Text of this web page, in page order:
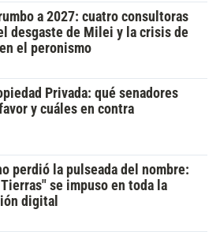
a 2027: cuatro consultoras
desgaste de Milei y la crisis de
el peronismo
Privada: qué senadores
y cuáles en contra
perdió la pulseada del nombre:
Tierras" se impuso en toda la
digital